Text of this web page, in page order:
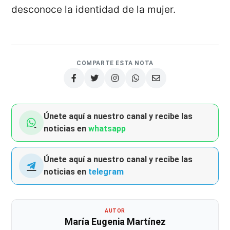
desconoce la identidad de la mujer.
COMPARTE ESTA NOTA
Únete aquí a nuestro canal y recibe las
noticias enwhatsapp
Únete aquí a nuestro canal y recibe las
noticias en telegram
AUTOR
María Eugenia Martínez